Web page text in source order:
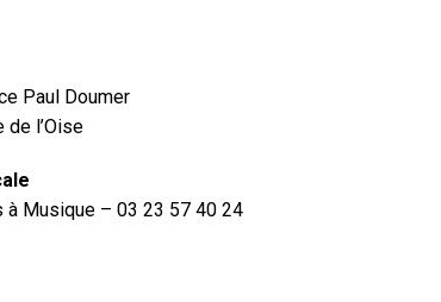
Paul Doumer
de l’Oise
à Musique – 03 23 57 40 24